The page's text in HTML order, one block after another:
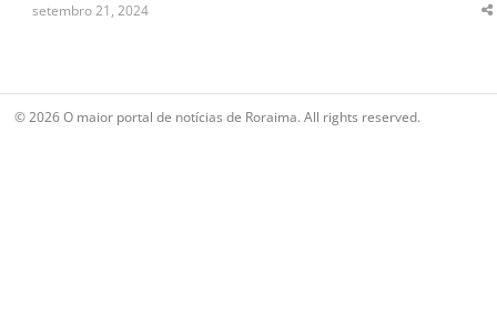
setembro 21, 2024
© 2026 O maior portal de notícias de Roraima. All rights reserved.